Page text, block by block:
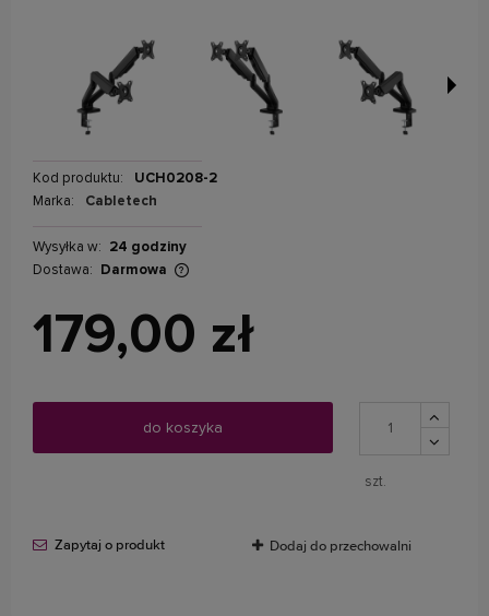
Kod produktu:
UCH0208-2
Marka:
Cabletech
Wysyłka w:
24 godziny
Dostawa:
Darmowa
179,00 zł
szt.
do koszyka
Zapytaj o produkt Dodaj do przechowalni